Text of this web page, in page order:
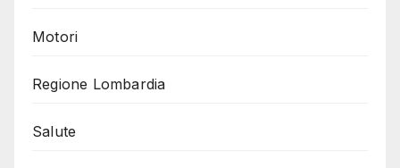
Motori
Regione Lombardia
Salute